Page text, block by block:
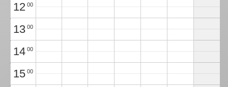
12 00
13 00
14 00
15 00